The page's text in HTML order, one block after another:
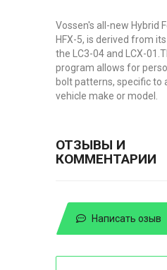
Vossen's all-new Hybrid
HFX-5, is derived from
the LC3-04 and LCX-
program allows for
bolt patterns, specific to
vehicle make or model.
ОТЗЫВЫ И
КОММЕНТАРИИ
Написать озыв